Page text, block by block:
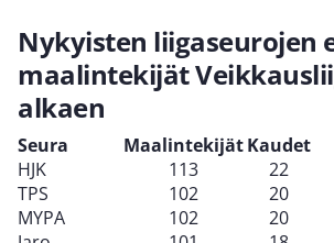
Nykyisten liigaseurojen
maalintekijät
alkaen
Seura MaalintekijätKaudet
HJK
113
22
TPS
102
20
MYPA
102
20